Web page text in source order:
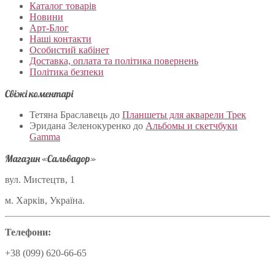
Каталог товарів
Новини
Арт-Блог
Наші контакти
Особистий кабінет
Доставка, оплата та політика повернень
Політика безпеки
Свіжі коментарі
Тетяна Браславець до Планшеты для акварели Трек
Эридана Зеленокуренко до Альбомы и скетчбуки
Gamma
Магазин «Сальвадор»
вул. Мистецтв, 1
м. Харків, Україна.
Телефони:
+38 (099) 620-66-65